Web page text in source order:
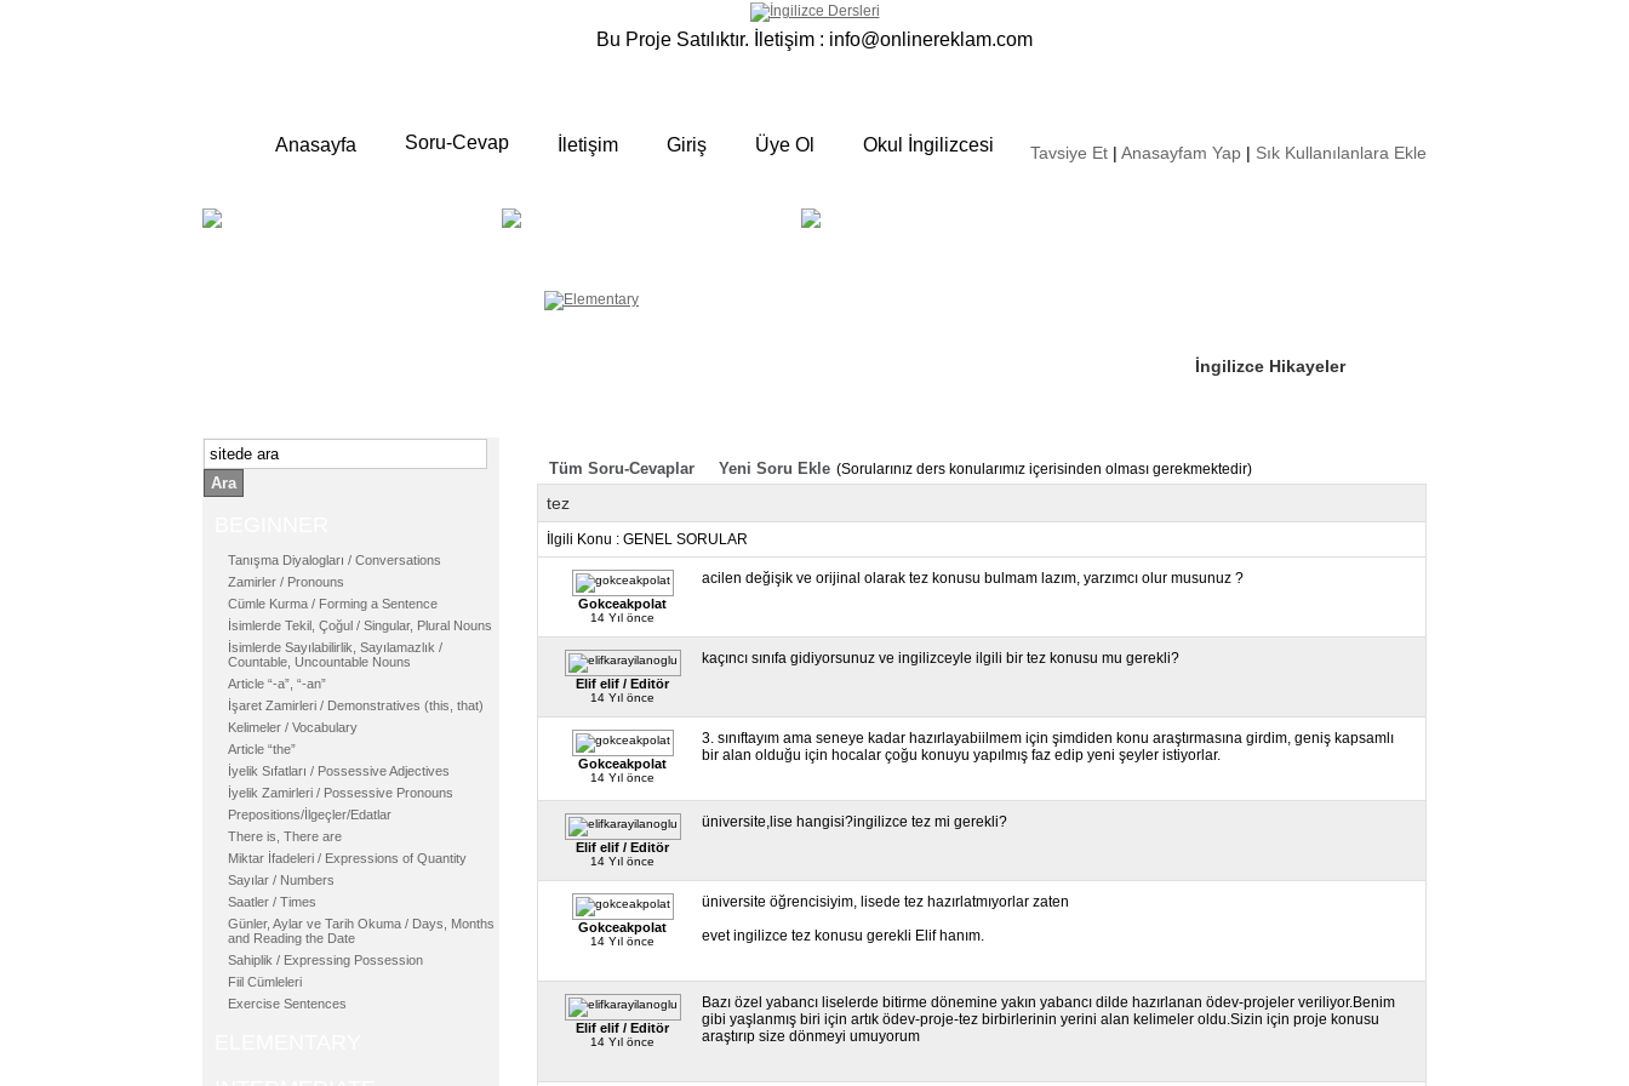
Bu Proje Satılıktır. İletişim : info@onlinereklam.com
Anasayfa Soru-Cevap İletişim Giriş Üye Ol Okul İngilizcesi Tavsiye Et | Anasayfam Yap | Sık Kullanılanlara Ekle
İngilizce Hikayeler
Ara
Tanışma Diyalogları / Conversations
Zamirler / Pronouns
Cümle Kurma / Forming a Sentence
İsimlerde Tekil, Çoğul / Singular, Plural Nouns
İsimlerde Sayılabilirlik, Sayılamazlık /
Countable, Uncountable Nouns
Article “-a”, “-an”
İşaret Zamirleri / Demonstratives (this, that)
Kelimeler / Vocabulary
Article “the”
İyelik Sıfatları / Possessive Adjectives
İyelik Zamirleri / Possessive Pronouns
Prepositions/İlgeçler/Edatlar
There is, There are
Miktar İfadeleri / Expressions of Quantity
Sayılar / Numbers
Saatler / Times
Günler, Aylar ve Tarih Okuma / Days, Months
and Reading the Date
Sahiplik / Expressing Possession
Fiil Cümleleri
Exercise Sentences
Tüm Soru-Cevaplar Yeni Soru Ekle (Sorularınız ders konularımız içerisinden olması gerekmektedir)
tez
İlgili Konu : GENEL SORULAR
Gokceakpolat
14 Yıl önce
acilen değişik ve orijinal olarak tez konusu bulmam lazım, yarzımcı olur musunuz ?
Elif elif / Editör
14 Yıl önce
kaçıncı sınıfa gidiyorsunuz ve ingilizceyle ilgili bir tez konusu mu gerekli?
Gokceakpolat
14 Yıl önce
3. sınıftayım ama seneye kadar hazırlayabiilmem için şimdiden konu araştırmasına girdim, geniş kapsamlı
bir alan olduğu için hocalar çoğu konuyu yapılmış faz edip yeni şeyler istiyorlar.
Elif elif / Editör
14 Yıl önce
üniversite,lise hangisi?ingilizce tez mi gerekli?
Gokceakpolat
14 Yıl önce
üniversite öğrencisiyim, lisede tez hazırlatmıyorlar zaten
evet ingilizce tez konusu gerekli Elif hanım.
Elif elif / Editör
14 Yıl önce
Bazı özel yabancı liselerde bitirme dönemine yakın yabancı dilde hazırlanan ödev-projeler veriliyor.Benim
gibi yaşlanmış biri için artık ödev-proje-tez birbirlerinin yerini alan kelimeler oldu.Sizin için proje konusu
araştırıp size dönmeyi umuyorum